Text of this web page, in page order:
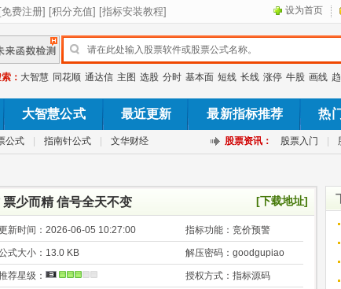
设为首页
： 大智慧 同花顺 通达信 主图 选股 分时 基本面 短线 长线 涨停 牛股 画线
大智慧公式 最近更新 最新指标推荐 热
公式 指南针公式 文华财经 股票资讯： 股票入门
少而精 信号全天不变 [下载地址]
新时间： 2026-06-05 10:27:00 指标功能： 竞价预警
式大小： 13.0 KB 解压密码： goodgupiao
荐星级： 授权方式： 指标源码